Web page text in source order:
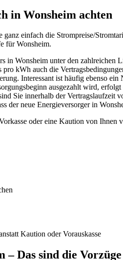
in Wonsheim achten
einfach die Strompreise/
für Wonsheim.
in Wonsheim unter den
kWh auch die
Interessant ist häufig ebenso
ausgezahlt wird,
Sie innerhalb der Vertragslaufzeit
der neue Energieversorger in
oder eine Kaution von
Kaution oder Vorauskasse
– Das sind die Vorzüge